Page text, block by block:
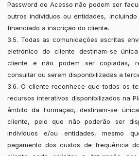
Password de Acesso não podem ser
outros indivíduos ou entidades,
financiado a inscrição do cliente.
3.5. Todas as comunicações escritas
eletrónico do cliente destinam-se
cliente e não podem ser copiadas,
consultar ou serem disponibilizadas a
3.6. O cliente reconhece que todos os
recursos interativos disponibilizados na
âmbito da Formação, destinam-se
cliente, pelo que não poderão ser
indivíduos e/ou entidades, mesmo
pagamento dos custos de frequência